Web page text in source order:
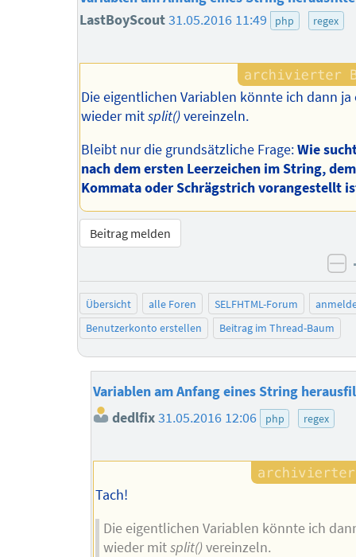
LastBoyScout31.05.2016 11:49 php regex
Die eigentlichen Variablen könnte ich dann ja
wieder mitsplit()vereinzeln.
Bleibt nur die grundsätzliche Frage:Wie
nach dem ersten Leerzeichen im String,
Kommata oder Schrägstrich vorangestellt
Beitrag melden
Übersicht alle Foren SELFHTML-Forum
Benutzerkonto erstellen
Beitrag im Thread-Baum
Variablen am Anfang eines String
dedlfix31.05.2016 12:06 php regex
Tach!
Die eigentlichen Variablen könnte ich
wieder mitsplit()vereinzeln.